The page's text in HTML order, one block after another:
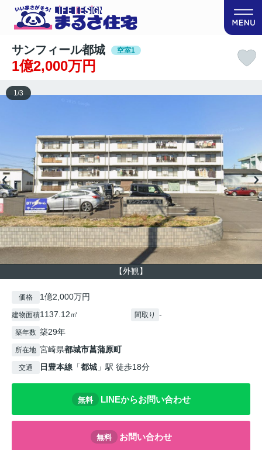
サンフィール都城 空室1
1億2,000万円
【外観】
1/3
価格 1億2,000万円
建物面積1137.12㎡ 間取り -
築年数 築29年
所在地 宮崎県都城市菖蒲原町
交通 日豊本線 「都城 」駅 徒歩18分
無料 LINEからお問い合わせ
無料 お問い合わせ